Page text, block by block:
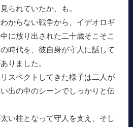
られていたか、も。
からない戦争から、イデオロギ
に放り出された二十歳そこそこ
時代を、彼自身が守人に話して
りました。
スペクトしてきた様子は二人が
出の中のシーンでしっかりと伝
い柱となって守人を支え、そし